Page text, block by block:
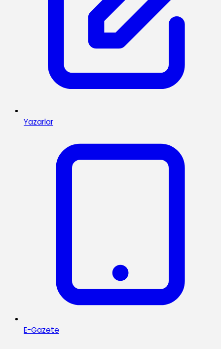
Yazarlar
E-Gazete